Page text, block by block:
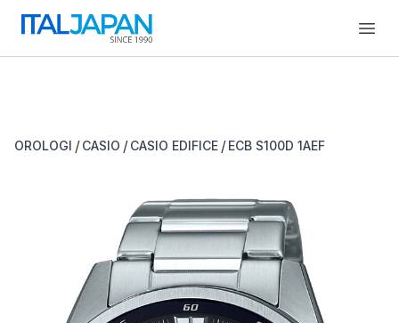
OROLOGI / CASIO / CASIO EDIFICE / ECB S100D 1AEF